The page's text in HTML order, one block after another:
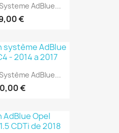
AdBlue...
€
AdBlue...
€